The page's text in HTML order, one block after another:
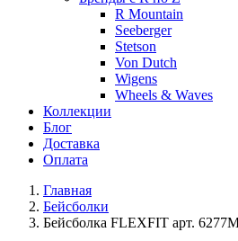
R Mountain
Seeberger
Stetson
Von Dutch
Wigens
Wheels & Waves
Коллекции
Блог
Доставка
Оплата
Главная
Бейсболки
Бейсболка FLEXFIT арт.